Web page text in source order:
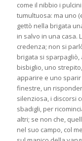
come il nibbio i
tumultuosa: ma uno
gettò nella brigata
in salvo in una casa.
credenza; non si
brigata si
bisbiglio, uno
apparire e uno
finestre, un
silenziosa, i discorsi
sbadigli, per
altri; se non che,
nel suo campo, col